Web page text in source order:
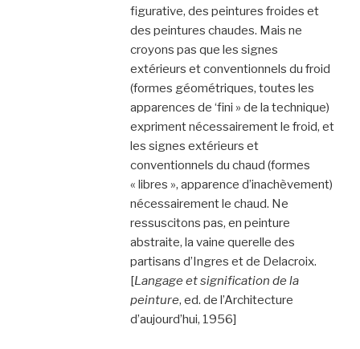
figurative, des peintures froides et
des peintures chaudes. Mais ne
croyons pas que les signes
extérieurs et conventionnels du froid
(formes géométriques, toutes les
apparences de ‘fini » de la technique)
expriment nécessairement le froid, et
les signes extérieurs et
conventionnels du chaud (formes
« libres », apparence d’inachèvement)
nécessairement le chaud. Ne
ressuscitons pas, en peinture
abstraite, la vaine querelle des
partisans d’Ingres et de Delacroix.
[Langage et signification de la
peinture, ed. de l’Architecture
d’aujourd’hui, 1956]